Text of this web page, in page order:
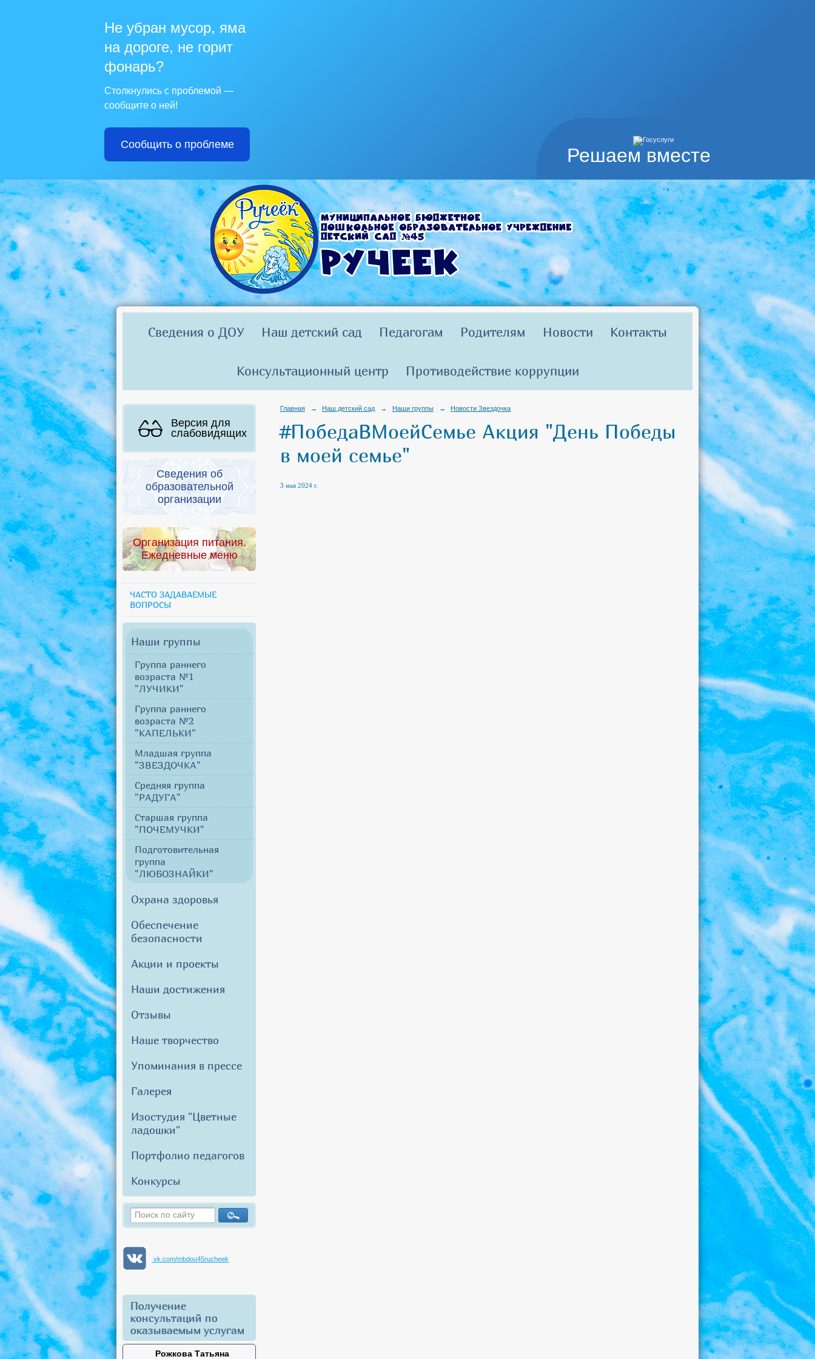
Решаем вместе
Не убран мусор, яма
на дороге, не горит
фонарь?
Столкнулись с проблемой —
сообщите о ней!
Сообщить о проблеме
Сведения о ДОУ Наш детский сад Педагогам Родителям Новости Контакты
Консультационный центр Противодействие коррупции
Версия для
слабовидящих
Сведения об
образовательной
организации
Организация питания.
Ежедневные меню
ЧАСТО ЗАДАВАЕМЫЕ
ВОПРОСЫ
Наши группы
Группа раннего
возраста №1
"ЛУЧИКИ"
Группа раннего
возраста №2
"КАПЕЛЬКИ"
Младшая группа
"ЗВЕЗДОЧКА"
Средняя группа
"РАДУГА"
Старшая группа
"ПОЧЕМУЧКИ"
Подготовительная
группа
"ЛЮБОЗНАЙКИ"
Охрана здоровья
Обеспечение
безопасности
Акции и проекты
Наши достижения
Отзывы
Наше творчество
Упоминания в прессе
Галерея
Изостудия "Цветные
ладошки"
Портфолио педагогов
Конкурсы
vk.com/mbdou45rucheek
Получение
консультаций по
оказываемым услугам
Рожкова Татьяна
Главная → Наш детский сад → Наши группы → Новости Звездочка
#ПобедаВМоейСемье Акция "День Победы
в моей семье"
3 мая 2024 г.